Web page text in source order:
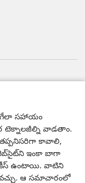
సహాయం
టెక్నాలజీల్ని వాడతాం.
కావాలి,
ఇంకా బాగా
ఉంటాయి. వాటిని
ఆ సమాచారంలో